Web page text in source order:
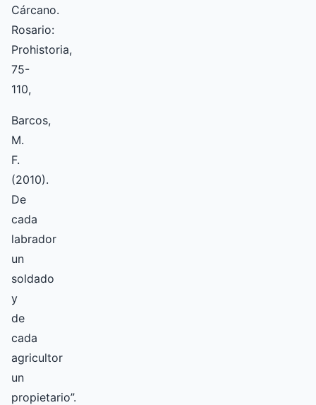
Cárcano.
Rosario:
Prohistoria,
75-
110,
Barcos,
M.
F.
(2010).
De
cada
labrador
un
soldado
y
de
cada
agricultor
un
propietario”.